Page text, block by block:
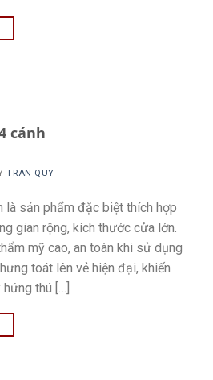
cánh
TRAN QUY
là sản phẩm đặc biệt thích hợp
gian rộng, kích thước cửa lớn.
mỹ cao, an toàn khi sử dụng
toát lên vẻ hiện đại, khiến
thú […]